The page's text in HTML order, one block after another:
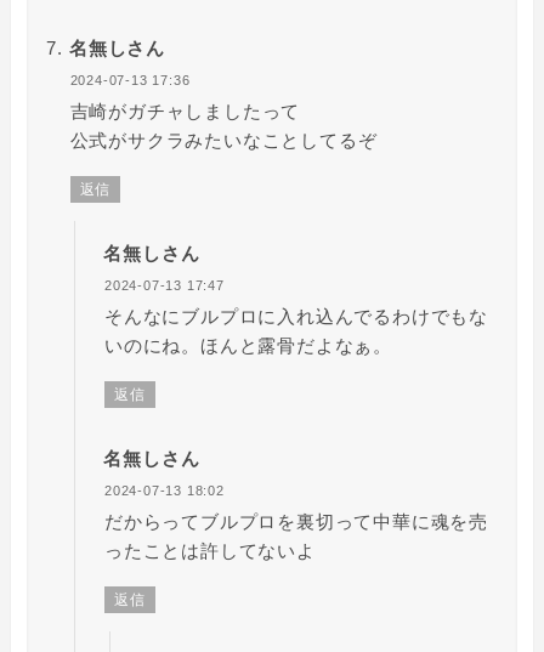
名無しさん
2024-07-13 17:36
吉崎がガチャしましたって
公式がサクラみたいなことしてるぞ
返信
名無しさん
2024-07-13 17:47
そんなにブルプロに入れ込んでるわけでもな
いのにね。ほんと露骨だよなぁ。
返信
名無しさん
2024-07-13 18:02
だからってブルプロを裏切って中華に魂を売
ったことは許してないよ
返信